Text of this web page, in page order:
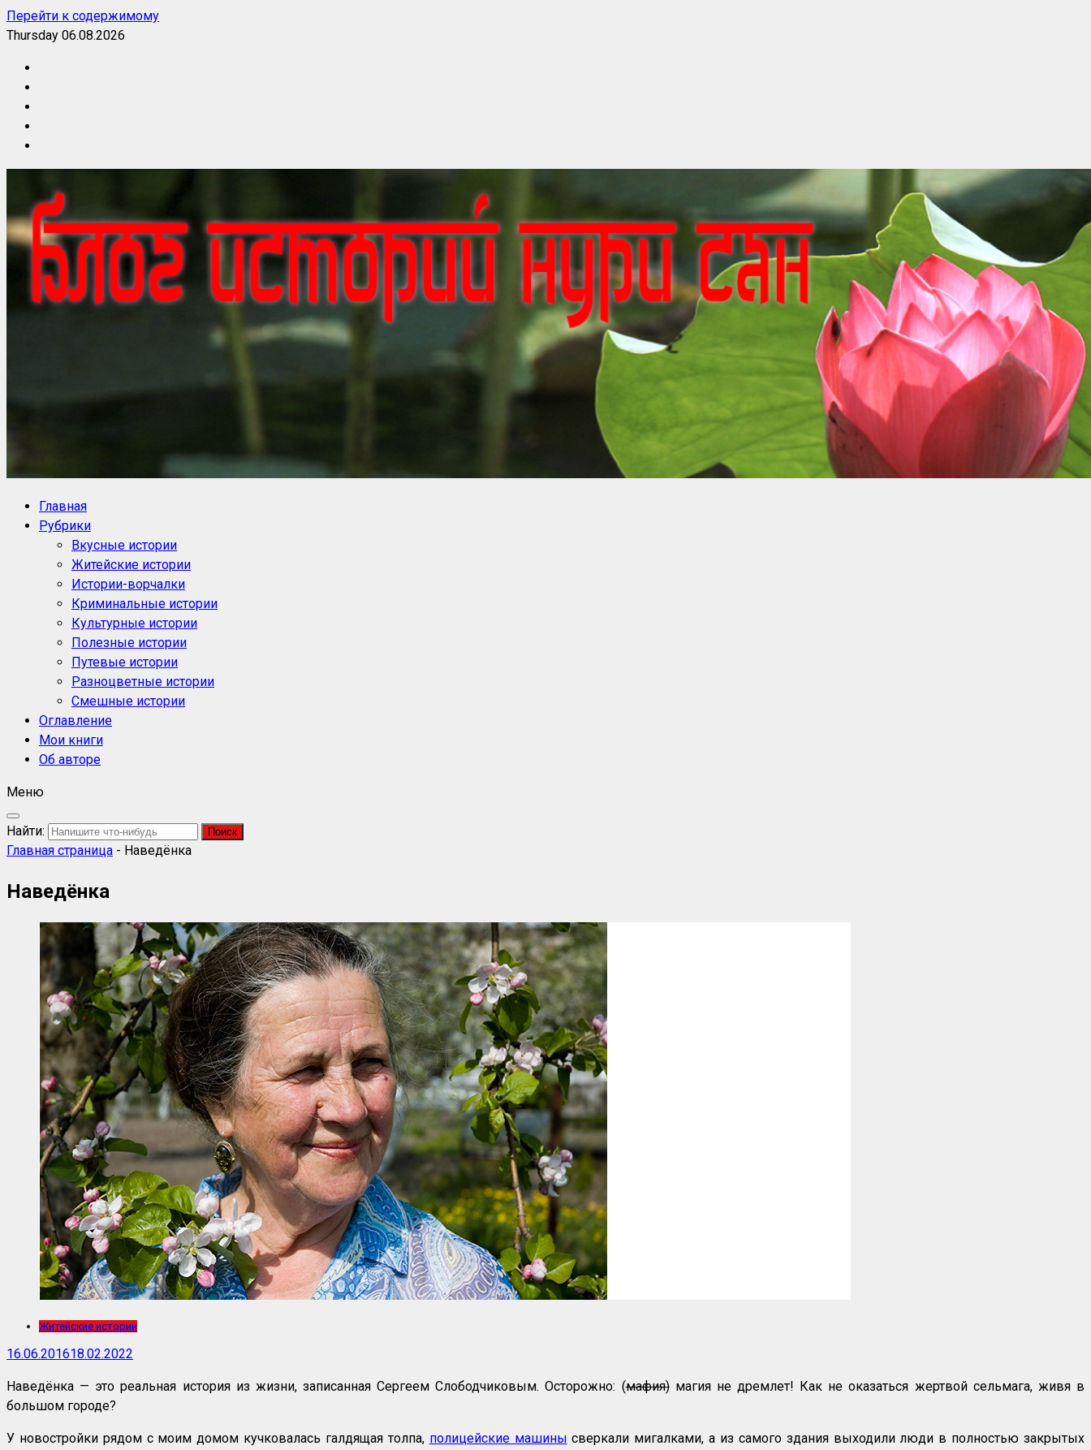
Перейти к содержимому
Thursday 06.08.2026
Блог историй NoorySan
Главная
Рубрики
Вкусные истории
Житейские истории
Истории-ворчалки
Криминальные истории
Культурные истории
Полезные истории
Путевые истории
Разноцветные истории
Смешные истории
Оглавление
Мои книги
Об авторе
Меню
Найти:
Главная страница - Наведёнка
Наведёнка
Житейские истории
16.06.201618.02.2022
Наведёнка — это реальная история из жизни, записанная Сергеем Слободчиковым. Осторожно: (мафия)магия не дремлет! Как не оказаться жертвой сельмага, живя в
большом городе?
У новостройки рядом с моим домом кучковалась галдящая толпа, полицейские машины сверкали мигалками, а из самого здания выходили люди в полностью закрытых